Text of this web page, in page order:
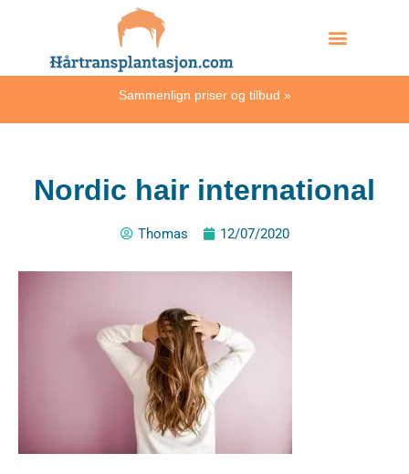
Sammenlign priser og tilbud »
Nordic hair international
Thomas 12/07/2020